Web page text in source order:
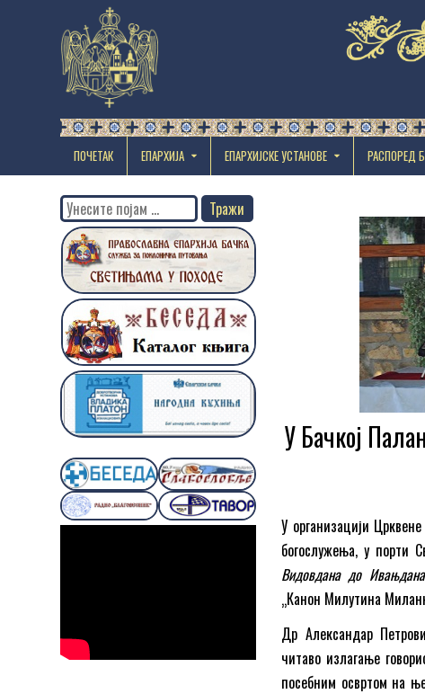
ПОЧЕТАК ЕПАРХИЈА EПАРХИЈСКЕ УСТАНОВЕ РАСПОРЕД
У Бачкој
У организацији
богослужења, у порти
Видовдана до Ивањдана
„Канон Милутина
Др Александар
читаво излагање
посебним освртом на
Search
for: